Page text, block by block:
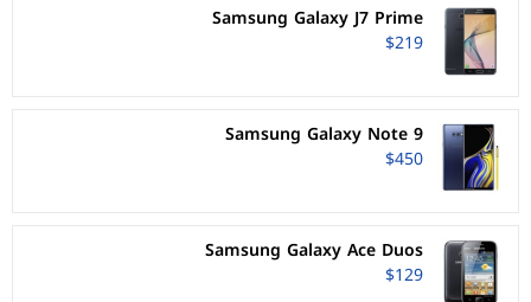
Samsung Galaxy J7 Prime
$219
Samsung Galaxy Note 9
$450
Samsung Galaxy Ace Duos
$129